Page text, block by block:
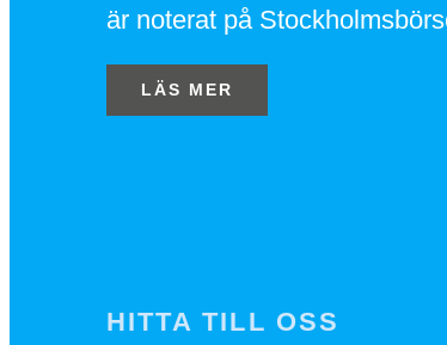
är noterat på
LÄS MER
HITTA TILL OSS